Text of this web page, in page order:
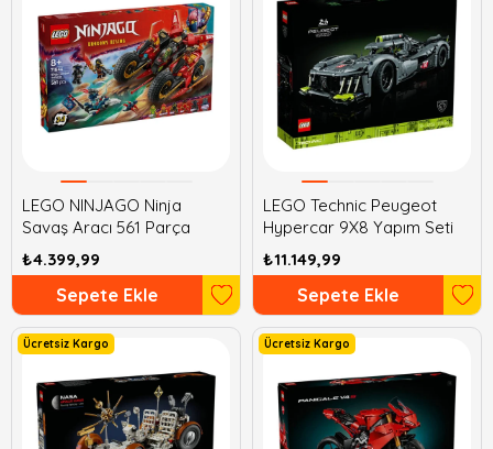
LEGO NINJAGO Ninja
Savaş Aracı 561 Parça
₺4.399,99
Sepete Ekle
LEGO Technic Peugeot
Hypercar 9X8 Yapım Seti
₺11.149,99
Sepete Ekle
Ücretsiz Kargo Ücretsiz Kargo